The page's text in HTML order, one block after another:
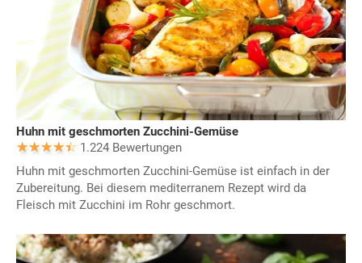
Huhn mit geschmorten Zucchini-Gemüse
1.224 Bewertungen
Huhn mit geschmorten Zucchini-Gemüse ist einfach in der
Zubereitung. Bei diesem mediterranem Rezept wird da
Fleisch mit Zucchini im Rohr geschmort.